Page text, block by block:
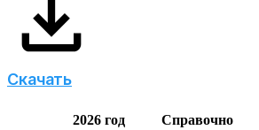
Скачать
2026 год Справочно